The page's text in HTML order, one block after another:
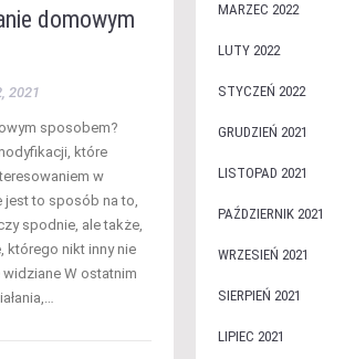
domowym
2021
sposobem?
które
w
to sposób na to,
spodnie, ale także,
którego nikt inny nie
widziane W ostatnim
MARZEC 2022
LUTY 2022
STYCZEŃ 2022
GRUDZIEŃ 2021
LISTOPAD 2021
PAŹDZIERNIK 2021
WRZESIEŃ 2021
SIERPIEŃ 2021
LIPIEC 2021